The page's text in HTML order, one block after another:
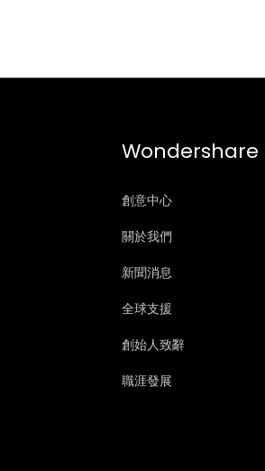
Wondershare
創意中心
關於我們
新聞消息
全球支援
創始人致辭
職涯發展